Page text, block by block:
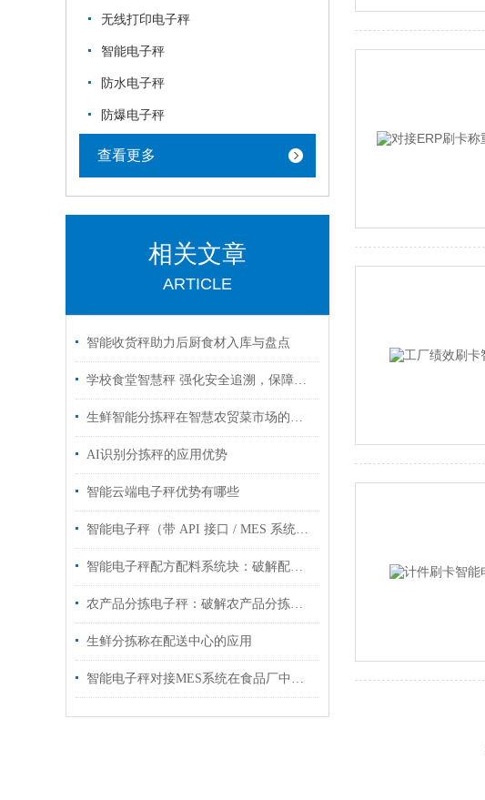
无线打印电子秤
智能电子秤
防水电子秤
防爆电子秤
查看更多
相关文章
ARTICLE
智能收货秤助力后厨食材入库与盘点
学校食堂智慧秤 强化安全追溯，保障饮食安全
生鲜智能分拣秤在智慧农贸菜市场的应用
AI识别分拣秤的应用优势
智能云端电子秤优势有哪些
智能电子秤（带 API 接口 / MES 系统对接）工业管控智能化升级
智能电子秤配方配料系统块：破解配方配料痛点，筑牢生产精准防线
农产品分拣电子秤：破解农产品分拣难题
生鲜分拣称在配送中心的应用
智能电子秤对接MES系统在食品厂中的应用